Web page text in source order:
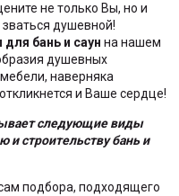
не только Вы, но и
душевной!
бань и саун на нашем
душевных
наверняка
и Ваше сердце!
следующие виды
и строительству бань и
подбора, подходящего